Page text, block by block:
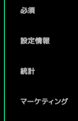
詳細は、下記の「
必須
設定情報
統計
マーケティング